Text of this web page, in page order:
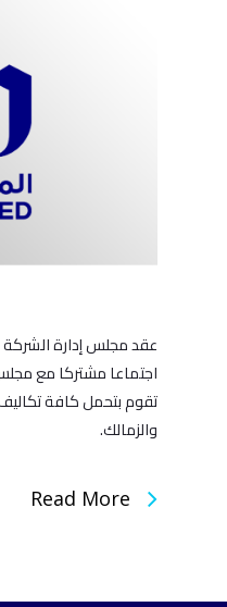
عقد مجلس إدارة الشركة
اجتماعا مشتركا مع
تقوم بتحمل كافة
والزمالك.
Read More